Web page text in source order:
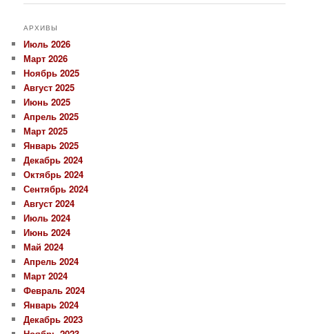
записям
АРХИВЫ
Июль 2026
Март 2026
Ноябрь 2025
Август 2025
Июнь 2025
Апрель 2025
Март 2025
Январь 2025
Декабрь 2024
Октябрь 2024
Сентябрь 2024
Август 2024
Июль 2024
Июнь 2024
Май 2024
Апрель 2024
Март 2024
Февраль 2024
Январь 2024
Декабрь 2023